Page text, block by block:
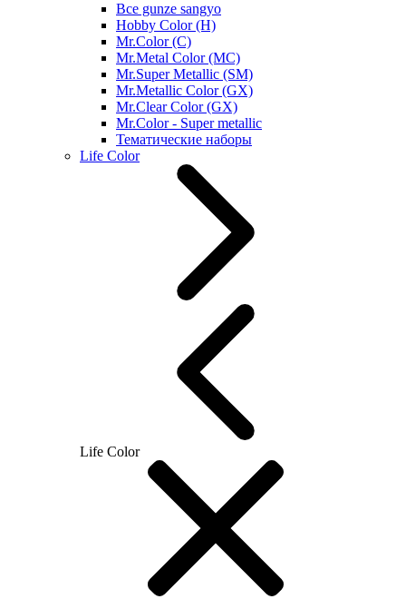
Все gunze sangyo
Hobby Color (H)
Mr.Color (C)
Mr.Metal Color (MC)
Mr.Super Metallic (SM)
Mr.Metallic Color (GX)
Mr.Clear Color (GX)
Mr.Color - Super metallic
Тематические наборы
Life Color
Life Color